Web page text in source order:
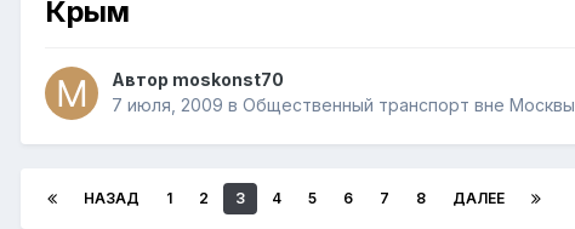
Крым
Автор moskonst70
7 июля, 2009 в Общественный транспорт вне Москвы
НАЗАД 1 2 3 4 5 6 7 8 ДАЛЕЕ